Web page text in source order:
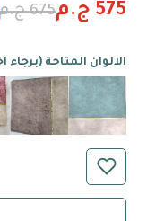
575 ج.م 675 ج.م
الالوان المتاحة (برجاء